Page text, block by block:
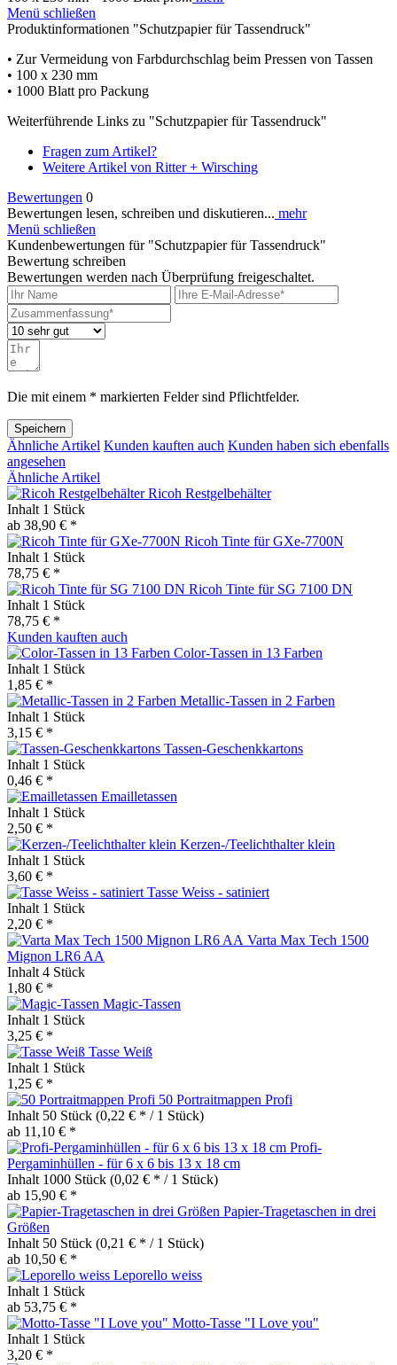
Menü schließen
Produktinformationen "Schutzpapier für Tassendruck"
• Zur Vermeidung von Farbdurchschlag beim Pressen von Tassen
• 100 x 230 mm
• 1000 Blatt pro Packung
Weiterführende Links zu "Schutzpapier für Tassendruck"
Fragen zum Artikel?
Weitere Artikel von Ritter + Wirsching
Bewertungen 0
Bewertungen lesen, schreiben und diskutieren... mehr
Menü schließen
Kundenbewertungen für "Schutzpapier für Tassendruck"
Bewertung schreiben
Bewertungen werden nach Überprüfung freigeschaltet.
Die mit einem * markierten Felder sind Pflichtfelder.
Speichern
Ähnliche Artikel Kunden kauften auch Kunden haben sich ebenfalls
angesehen
Ähnliche Artikel
Ricoh Restgelbehälter
Inhalt 1 Stück
ab 38,90 € *
Ricoh Tinte für GXe-7700N
Inhalt 1 Stück
78,75 € *
Ricoh Tinte für SG 7100 DN
Inhalt 1 Stück
78,75 € *
Kunden kauften auch
Color-Tassen in 13 Farben
Inhalt 1 Stück
1,85 € *
Metallic-Tassen in 2 Farben
Inhalt 1 Stück
3,15 € *
Tassen-Geschenkkartons
Inhalt 1 Stück
0,46 € *
Emailletassen
Inhalt 1 Stück
2,50 € *
Kerzen-/Teelichthalter klein
Inhalt 1 Stück
3,60 € *
Tasse Weiss - satiniert
Inhalt 1 Stück
2,20 € *
Varta Max Tech 1500
Mignon LR6 AA
Inhalt 4 Stück
1,80 € *
Magic-Tassen
Inhalt 1 Stück
3,25 € *
Tasse Weiß
Inhalt 1 Stück
1,25 € *
50 Portraitmappen Profi
Inhalt 50 Stück (0,22 € * / 1 Stück)
ab 11,10 € *
Profi-
Pergaminhüllen - für 6 x 6 bis 13 x 18 cm
Inhalt 1000 Stück (0,02 € * / 1 Stück)
ab 15,90 € *
Papier-Tragetaschen in drei
Größen
Inhalt 50 Stück (0,21 € * / 1 Stück)
ab 10,50 € *
Leporello weiss
Inhalt 1 Stück
ab 53,75 € *
Motto-Tasse "I Love you"
Inhalt 1 Stück
3,20 € *